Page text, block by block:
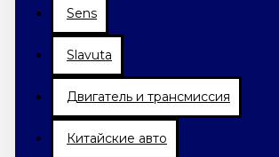
Sens
Slavuta
Двигатель и трансмиссия
Китайские авто